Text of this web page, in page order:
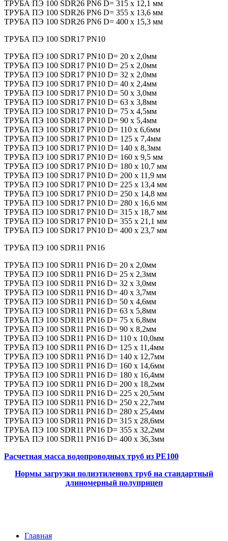
ТРУБА ПЭ 100 SDR26 PN6 D= 315 х 12,1 мм
ТРУБА ПЭ 100 SDR26 PN6 D= 355 х 13,6 мм
ТРУБА ПЭ 100 SDR26 PN6 D= 400 х 15,3 мм
ТРУБА ПЭ 100 SDR17 PN10
ТРУБА ПЭ 100 SDR17 PN10 D= 20 x 2,0мм
ТРУБА ПЭ 100 SDR17 PN10 D= 25 x 2,0мм
ТРУБА ПЭ 100 SDR17 PN10 D= 32 x 2,0мм
ТРУБА ПЭ 100 SDR17 PN10 D= 40 x 2,4мм
ТРУБА ПЭ 100 SDR17 PN10 D= 50 x 3,0мм
ТРУБА ПЭ 100 SDR17 PN10 D= 63 x 3,8мм
ТРУБА ПЭ 100 SDR17 PN10 D= 75 х 4,5мм
ТРУБА ПЭ 100 SDR17 PN10 D= 90 х 5,4мм
ТРУБА ПЭ 100 SDR17 PN10 D= 110 x 6,6мм
ТРУБА ПЭ 100 SDR17 PN10 D= 125 x 7,4мм
ТРУБА ПЭ 100 SDR17 PN10 D= 140 х 8,3мм
ТРУБА ПЭ 100 SDR17 PN10 D= 160 х 9,5 мм
ТРУБА ПЭ 100 SDR17 PN10 D= 180 х 10,7 мм
ТРУБА ПЭ 100 SDR17 PN10 D= 200 х 11,9 мм
ТРУБА ПЭ 100 SDR17 PN10 D= 225 х 13,4 мм
ТРУБА ПЭ 100 SDR17 PN10 D= 250 х 14,8 мм
ТРУБА ПЭ 100 SDR17 PN10 D= 280 х 16,6 мм
ТРУБА ПЭ 100 SDR17 PN10 D= 315 х 18,7 мм
ТРУБА ПЭ 100 SDR17 PN10 D= 355 х 21,1 мм
ТРУБА ПЭ 100 SDR17 PN10 D= 400 х 23,7 мм
ТРУБА ПЭ 100 SDR11 PN16
ТРУБА ПЭ 100 SDR11 PN16 D= 20 х 2,0мм
ТРУБА ПЭ 100 SDR11 PN16 D= 25 x 2,3мм
ТРУБА ПЭ 100 SDR11 PN16 D= 32 x 3,0мм
ТРУБА ПЭ 100 SDR11 PN16 D= 40 x 3,7мм
ТРУБА ПЭ 100 SDR11 PN16 D= 50 x 4,6мм
ТРУБА ПЭ 100 SDR11 PN16 D= 63 x 5,8мм
ТРУБА ПЭ 100 SDR11 PN16 D= 75 x 6,8мм
ТРУБА ПЭ 100 SDR11 PN16 D= 90 x 8,2мм
ТРУБА ПЭ 100 SDR11 PN16 D= 110 x 10,0мм
ТРУБА ПЭ 100 SDR11 PN16 D= 125 x 11,4мм
ТРУБА ПЭ 100 SDR11 PN16 D= 140 x 12,7мм
ТРУБА ПЭ 100 SDR11 PN16 D= 160 x 14,6мм
ТРУБА ПЭ 100 SDR11 PN16 D= 180 x 16,4мм
ТРУБА ПЭ 100 SDR11 PN16 D= 200 x 18,2мм
ТРУБА ПЭ 100 SDR11 PN16 D= 225 x 20,5мм
ТРУБА ПЭ 100 SDR11 PN16 D= 250 x 22,7мм
ТРУБА ПЭ 100 SDR11 PN16 D= 280 x 25,4мм
ТРУБА ПЭ 100 SDR11 PN16 D= 315 x 28,6мм
ТРУБА ПЭ 100 SDR11 PN16 D= 355 x 32,2мм
ТРУБА ПЭ 100 SDR11 PN16 D= 400 x 36,3мм
Расчетная масса водопроводных труб из PE100
Нормы загрузки полиэтиленовх труб на стандартный
длиномерный полуприцеп
Главная